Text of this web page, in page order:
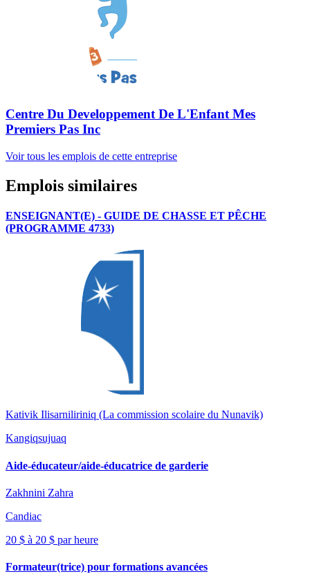
Centre Du Developpement De L'Enfant Mes
Premiers Pas Inc
Voir tous les emplois de cette entreprise
Emplois similaires
ENSEIGNANT(E) - GUIDE DE CHASSE ET PÊCHE
(PROGRAMME 4733)
Kativik Ilisarniliriniq (La commission scolaire du Nunavik)
Kangiqsujuaq
Aide-éducateur/aide-éducatrice de garderie
Zakhnini Zahra
Candiac
20 $ à 20 $ par heure
Formateur(trice) pour formations avancées